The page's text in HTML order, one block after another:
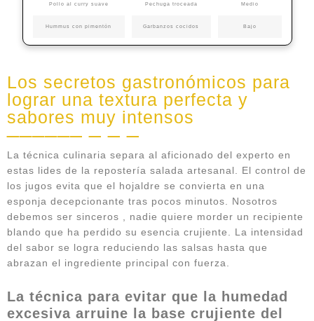
Pollo al curry suave Pechuga troceada Medio
Hummus con pimentón Garbanzos cocidos Bajo
Los secretos gastronómicos para
lograr una textura perfecta y
sabores muy intensos
La técnica culinaria separa al aficionado del experto en
estas lides de la repostería salada artesanal. El control de
los jugos evita que el hojaldre se convierta en una
esponja decepcionante tras pocos minutos. Nosotros
debemos ser sinceros , nadie quiere morder un recipiente
blando que ha perdido su esencia crujiente. La intensidad
del sabor se logra reduciendo las salsas hasta que
abrazan el ingrediente principal con fuerza.
La técnica para evitar que la humedad
excesiva arruine la base crujiente del